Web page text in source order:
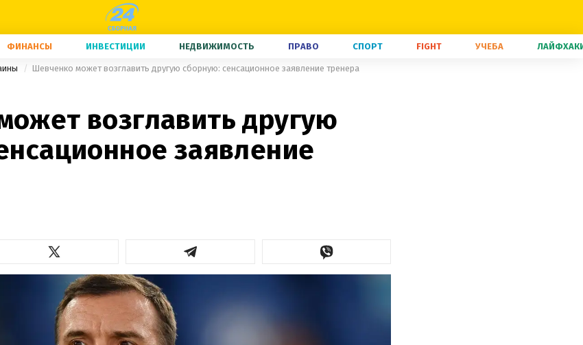
ФИНАНСЫ ИНВЕСТИЦИИ НЕДВИЖИМОСТЬ ПРАВО СПОРТ FIGHT УЧЕБА
Шевченко может возглавить другую сборную: сенсационное заявление тренера
возглавить другую
заявление